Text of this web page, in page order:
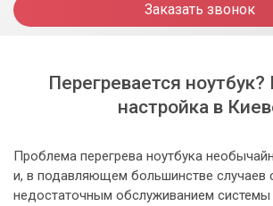
Заказать звонок
Перегревается
настройка в
Проблема перегрева ноутбука
и, в подавляющем большинстве случаев
недостаточным обслуживанием